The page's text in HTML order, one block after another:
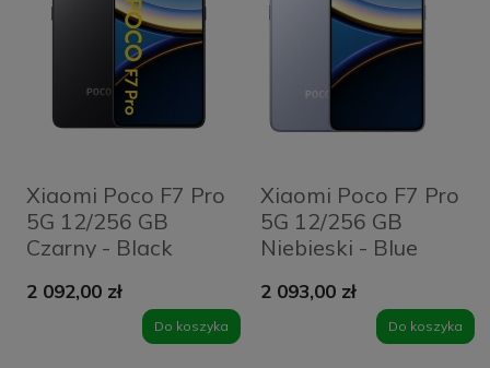
Xiaomi Poco F7 Pro
5G 12/256 GB
Czarny - Black
2 092,00 zł
Do koszyka
Xiaomi Poco F7 Pro
5G 12/256 GB
Niebieski - Blue
2 093,00 zł
Do koszyka